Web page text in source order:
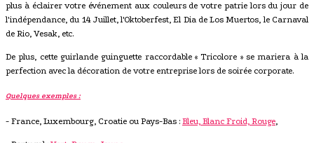
plus à éclairer votre événement aux couleurs de votre patrie lors du jour de
l'indépendance, du 14 Juillet, l'Oktoberfest, El Dia de Los Muertos, le Carnaval
de Rio, Vesak, etc.
De plus, cette guirlande guinguette raccordable « Tricolore » se mariera à la
perfection avec la décoration de votre entreprise lors de soirée corporate.
Quelques exemples :
- France, Luxembourg, Croatie ou Pays-Bas : Bleu, Blanc Froid, Rouge,